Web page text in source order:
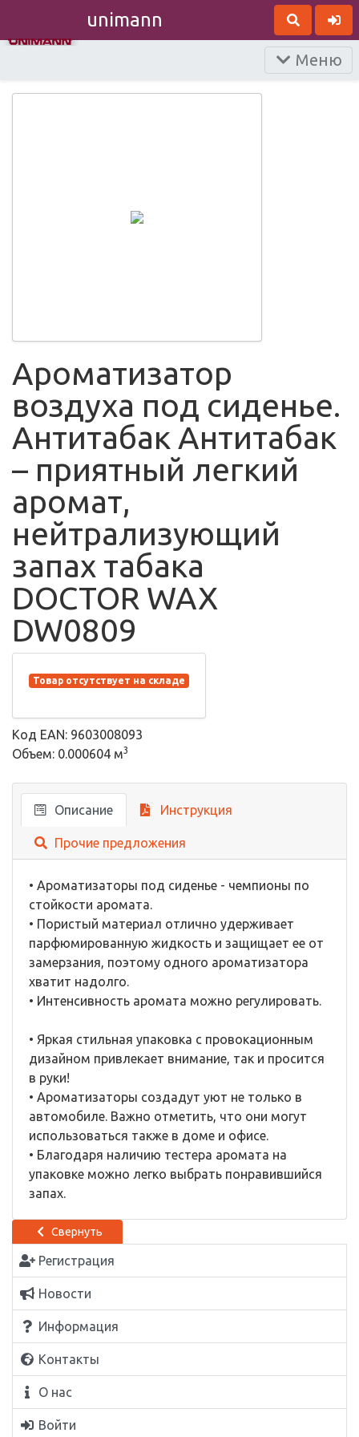
unimann
Меню
Свернуть
Регистрация
Новости
Информация
Контакты
О нас
Войти
Ароматизатор
воздуха под сиденье.
Антитабак Антитабак
– приятный легкий
аромат,
нейтрализующий
запах табака
DOCTOR WAX
DW0809
Товар отсутствует на складе
Код EAN: 9603008093
Объем: 0.000604 м3
Описание Инструкция
Прочие предложения
• Ароматизаторы под сиденье - чемпионы по
стойкости аромата.
• Пористый материал отлично удерживает
парфюмированную жидкость и защищает ее от
замерзания, поэтому одного ароматизатора
хватит надолго.
• Интенсивность аромата можно регулировать.
• Яркая стильная упаковка с провокационным
дизайном привлекает внимание, так и просится
в руки!
• Ароматизаторы создадут уют не только в
автомобиле. Важно отметить, что они могут
использоваться также в доме и офисе.
• Благодаря наличию тестера аромата на
упаковке можно легко выбрать понравившийся
запах.